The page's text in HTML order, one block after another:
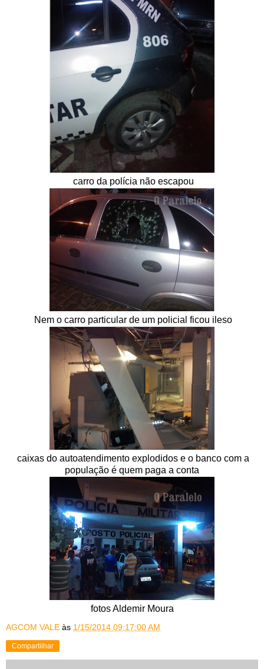
carro da polícia não escapou
Nem o carro particular de um policial ficou ileso
caixas do autoatendimento explodidos e o banco com a
população é quem paga a conta
fotos Aldemir Moura
AGCOM VALE às 1/15/2014 09:17:00 AM
Compartilhar